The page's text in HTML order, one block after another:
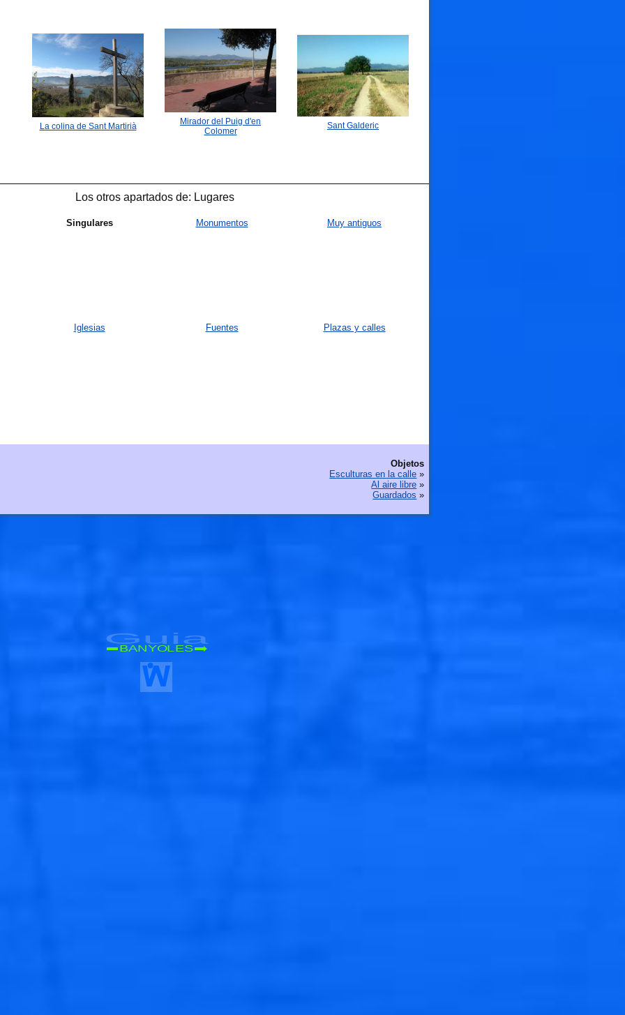
La colina de Sant Martirià
Mirador del Puig d'en
Colomer
Sant Galderic
Los otros apartados de: Lugares
Singulares Monumentos Muy antiguos
Iglesias Fuentes Plazas y calles
Objetos
Esculturas en la calle »
Al aire libre »
Guardados »
Guia
BANYOLES